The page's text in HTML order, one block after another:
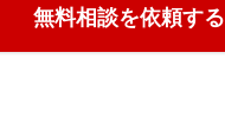
無料相談を依頼する